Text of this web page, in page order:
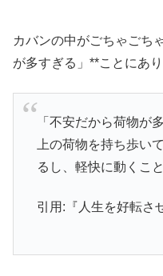
カバンの中がごちゃごち
が多すぎる」**ことにあり
「不安だから荷物が
上の荷物を持ち歩い
るし、軽快に動くこ
引用:『人生を好転さ